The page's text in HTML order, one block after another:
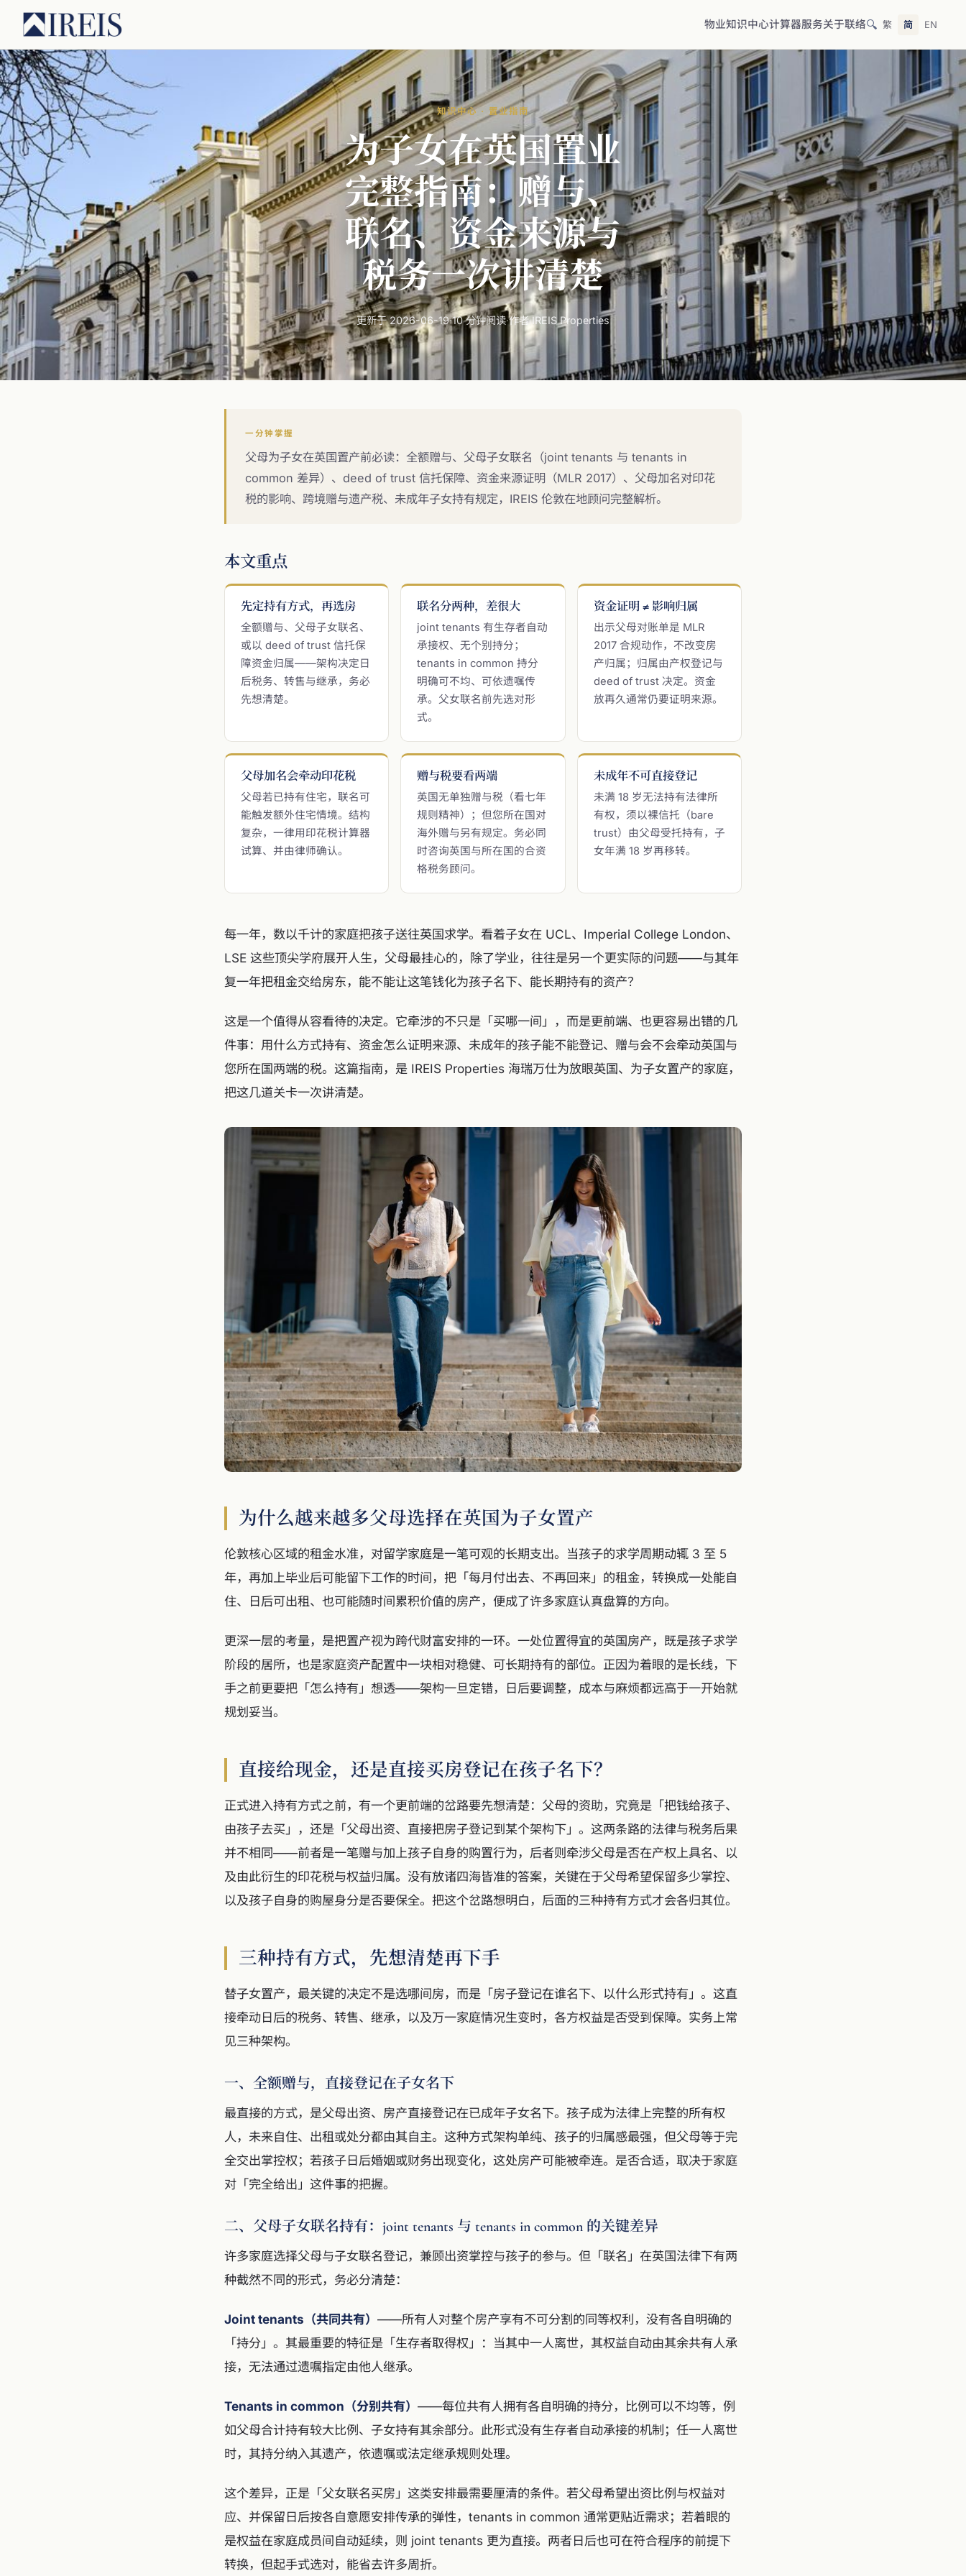
物业知识中心计算器服务关于联络🔍 繁 简 EN
知识中心 · 置业指南
为子女在英国置业
完整指南：赠与、
联名、 资金来源与
税务一次讲清楚
更新于 2026-06-19·10 分钟阅读·作者 IREIS Properties
一分钟掌握
父母为子女在英国置产前必读：全额赠与、父母子女联名（joint tenants 与 tenants in
common 差异）、deed of trust 信托保障、资金来源证明（MLR 2017）、父母加名对印花
税的影响、跨境赠与遗产税、未成年子女持有规定，IREIS 伦敦在地顾问完整解析。
本文重点
先定持有方式，再选房
全额赠与、父母子女联名、
或以 deed of trust 信托保
障资金归属——架构决定日
后税务、转售与继承，务必
先想清楚。
联名分两种，差很大
joint tenants 有生存者自动
承接权、无个别持分；
tenants in common 持分
明确可不均、可依遗嘱传
承。父女联名前先选对形
式。
资金证明 ≠ 影响归属
出示父母对账单是 MLR
2017 合规动作，不改变房
产归属；归属由产权登记与
deed of trust 决定。资金
放再久通常仍要证明来源。
父母加名会牵动印花税
父母若已持有住宅，联名可
能触发额外住宅情境。结构
复杂，一律用印花税计算器
试算、并由律师确认。
赠与税要看两端
英国无单独赠与税（看七年
规则精神）；但您所在国对
海外赠与另有规定。务必同
时咨询英国与所在国的合资
格税务顾问。
未成年不可直接登记
未满 18 岁无法持有法律所
有权，须以裸信托（bare
trust）由父母受托持有，子
女年满 18 岁再移转。
每一年，数以千计的家庭把孩子送往英国求学。看着子女在 UCL、Imperial College London、
LSE 这些顶尖学府展开人生，父母最挂心的，除了学业，往往是另一个更实际的问题——与其年
复一年把租金交给房东，能不能让这笔钱化为孩子名下、能长期持有的资产？
这是一个值得从容看待的决定。它牵涉的不只是「买哪一间」，而是更前端、也更容易出错的几
件事：用什么方式持有、资金怎么证明来源、未成年的孩子能不能登记、赠与会不会牵动英国与
您所在国两端的税。这篇指南，是 IREIS Properties 海瑞万仕为放眼英国、为子女置产的家庭，
把这几道关卡一次讲清楚。
为什么越来越多父母选择在英国为子女置产
伦敦核心区域的租金水准，对留学家庭是一笔可观的长期支出。当孩子的求学周期动辄 3 至 5
年，再加上毕业后可能留下工作的时间，把「每月付出去、不再回来」的租金，转换成一处能自
住、日后可出租、也可能随时间累积价值的房产，便成了许多家庭认真盘算的方向。
更深一层的考量，是把置产视为跨代财富安排的一环。一处位置得宜的英国房产，既是孩子求学
阶段的居所，也是家庭资产配置中一块相对稳健、可长期持有的部位。正因为着眼的是长线，下
手之前更要把「怎么持有」想透——架构一旦定错，日后要调整，成本与麻烦都远高于一开始就
规划妥当。
直接给现金，还是直接买房登记在孩子名下？
正式进入持有方式之前，有一个更前端的岔路要先想清楚：父母的资助，究竟是「把钱给孩子、
由孩子去买」，还是「父母出资、直接把房子登记到某个架构下」。这两条路的法律与税务后果
并不相同——前者是一笔赠与加上孩子自身的购置行为，后者则牵涉父母是否在产权上具名、以
及由此衍生的印花税与权益归属。没有放诸四海皆准的答案，关键在于父母希望保留多少掌控、
以及孩子自身的购屋身分是否要保全。把这个岔路想明白，后面的三种持有方式才会各归其位。
三种持有方式，先想清楚再下手
替子女置产，最关键的决定不是选哪间房，而是「房子登记在谁名下、以什么形式持有」。这直
接牵动日后的税务、转售、继承，以及万一家庭情况生变时，各方权益是否受到保障。实务上常
见三种架构。
一、全额赠与，直接登记在子女名下
最直接的方式，是父母出资、房产直接登记在已成年子女名下。孩子成为法律上完整的所有权
人，未来自住、出租或处分都由其自主。这种方式架构单纯、孩子的归属感最强，但父母等于完
全交出掌控权；若孩子日后婚姻或财务出现变化，这处房产可能被牵连。是否合适，取决于家庭
对「完全给出」这件事的把握。
二、父母子女联名持有：joint tenants 与 tenants in common 的关键差异
许多家庭选择父母与子女联名登记，兼顾出资掌控与孩子的参与。但「联名」在英国法律下有两
种截然不同的形式，务必分清楚：
Joint tenants（共同共有） ——所有人对整个房产享有不可分割的同等权利，没有各自明确的
「持分」。其最重要的特征是「生存者取得权」：当其中一人离世，其权益自动由其余共有人承
接，无法通过遗嘱指定由他人继承。
Tenants in common（分别共有） ——每位共有人拥有各自明确的持分，比例可以不均等，例
如父母合计持有较大比例、子女持有其余部分。此形式没有生存者自动承接的机制；任一人离世
时，其持分纳入其遗产，依遗嘱或法定继承规则处理。
这个差异，正是「父女联名买房」这类安排最需要厘清的条件。若父母希望出资比例与权益对
应、并保留日后按各自意愿安排传承的弹性，tenants in common 通常更贴近需求；若着眼的
是权益在家庭成员间自动延续，则 joint tenants 更为直接。两者日后也可在符合程序的前提下
转换，但起手式选对，能省去许多周折。